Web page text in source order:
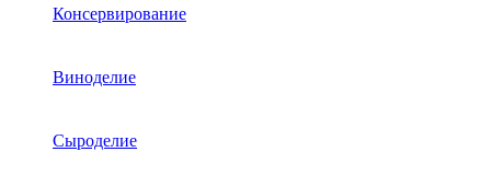
Консервирование
Виноделие
Сыроделие